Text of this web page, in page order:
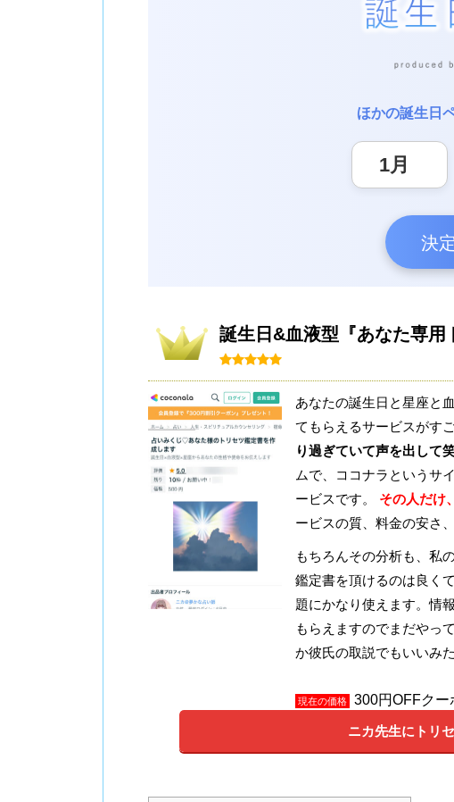
ほかの誕生日
決
誕生日&血液型『あなた専用
あなたの誕生日と星座と
てもらえるサービスがす
り過ぎていて声を出して
ムで、ココナラというサ
ービスです。 その人だけ
ービスの質、料金の安さ
もちろんその分析も、私
鑑定書を頂けるのは良く
題にかなり使えます。情
もらえますのでまだやっ
か彼氏の取説でもいいみ
現在の価格 300円OFFクー
ニカ先生にトリ